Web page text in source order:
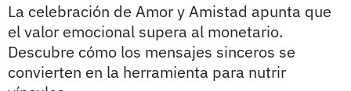
La celebración de Amor y Amistad apunta que
el valor emocional supera al monetario.
Descubre cómo los mensajes sinceros se
convierten en la herramienta para nutrir